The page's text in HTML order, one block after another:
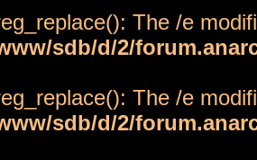
The /e
sdb/d/2/
The /e
sdb/d/2/